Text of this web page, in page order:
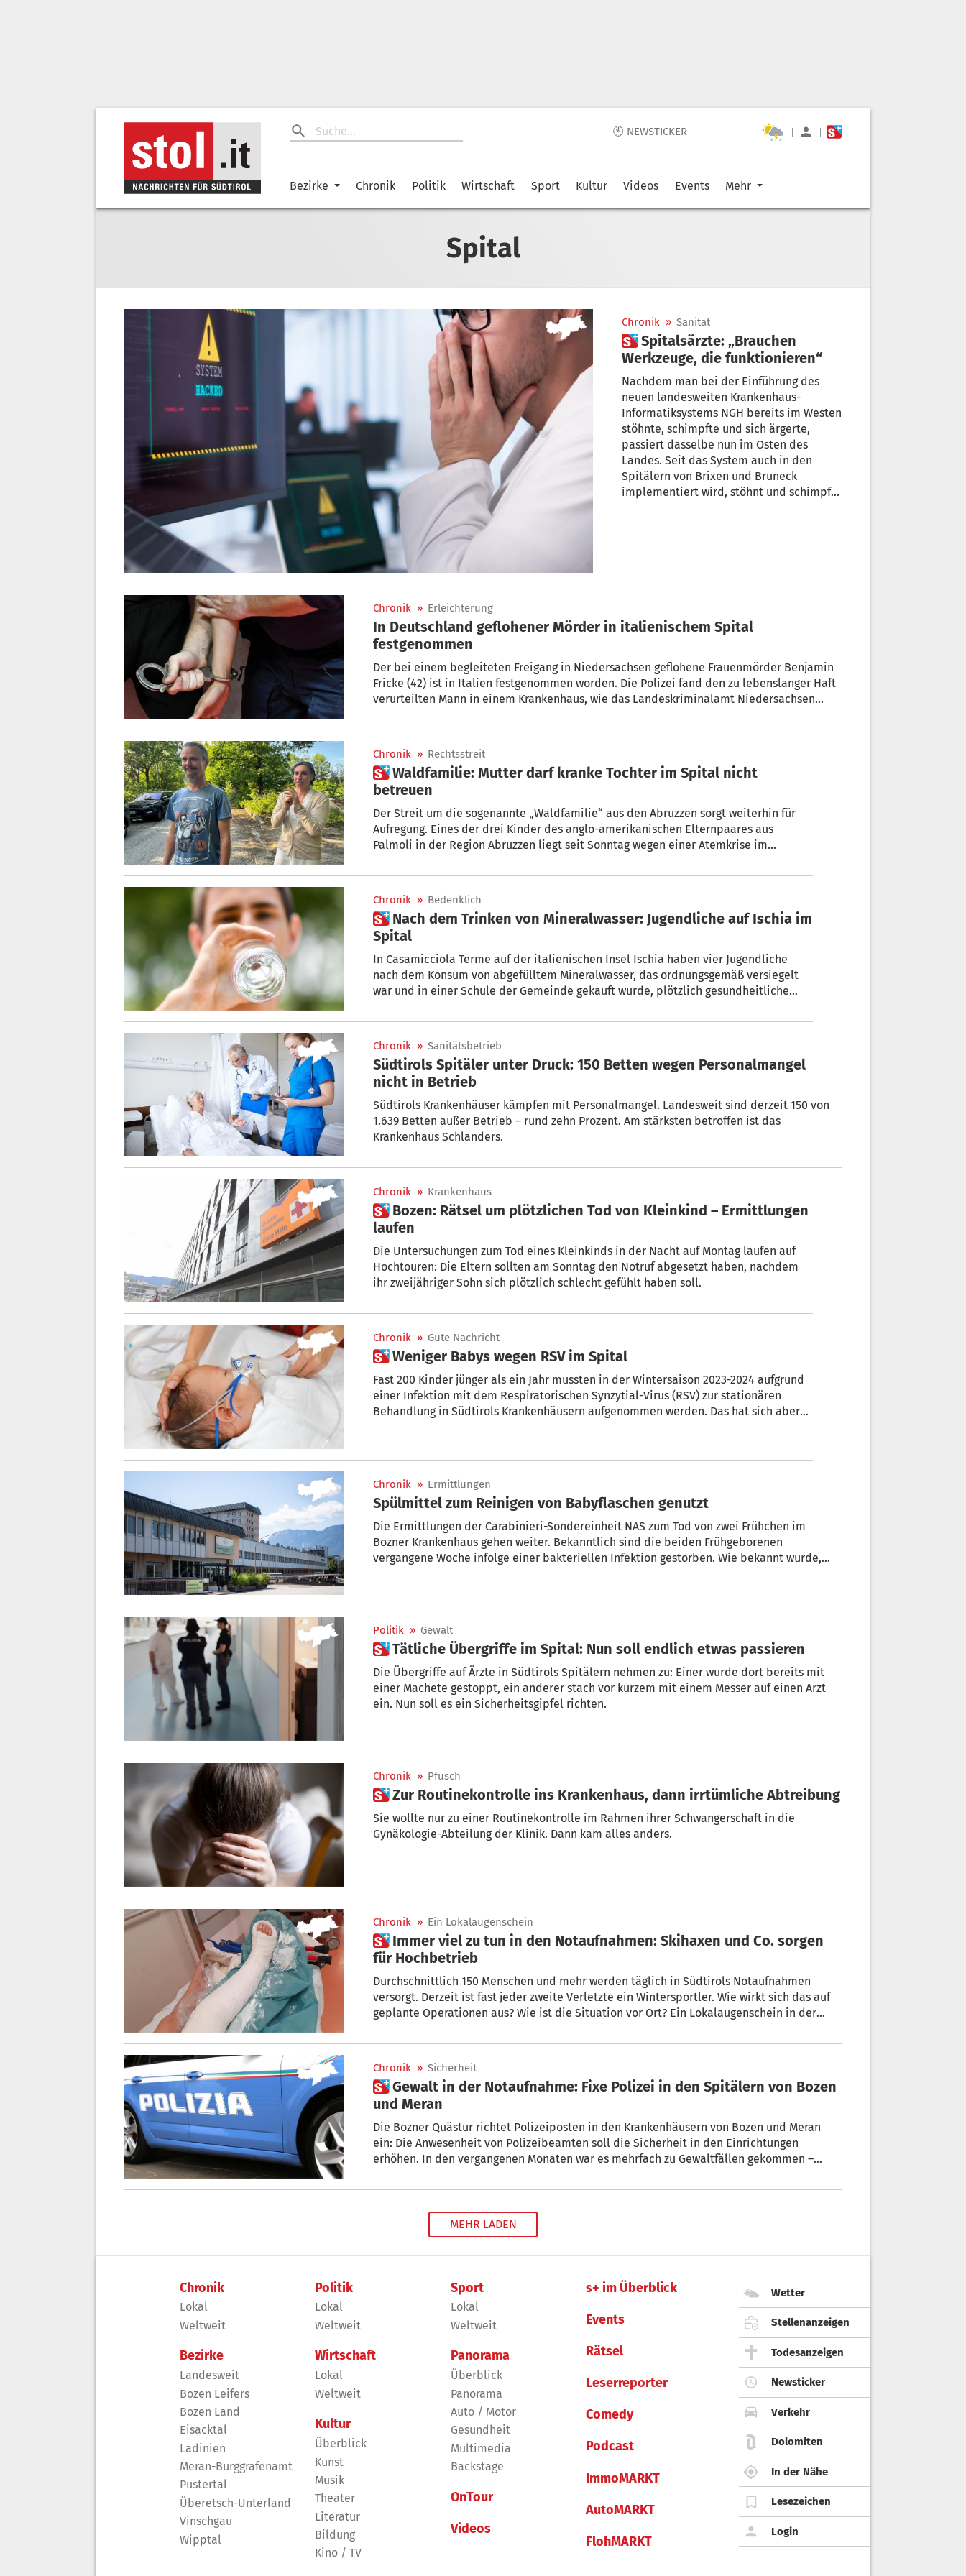
🕙 NEWSTICKER | |
Bezirke Chronik Politik Wirtschaft Sport Kultur Videos Events Mehr
Spital
Chronik » Sanität
 Spitalsärzte: „Brauchen
Werkzeuge, die funktionieren“
Nachdem man bei der Einführung des
neuen landesweiten Krankenhaus-
Informatiksystems NGH bereits im Westen
stöhnte, schimpfte und sich ärgerte,
passiert dasselbe nun im Osten des
Landes. Seit das System auch in den
Spitälern von Brixen und Bruneck
implementiert wird, stöhnt und schimpft
Chronik » Erleichterung
In Deutschland geflohener Mörder in italienischem Spital
festgenommen
Der bei einem begleiteten Freigang in Niedersachsen geflohene Frauenmörder Benjamin
Fricke (42) ist in Italien festgenommen worden. Die Polizei fand den zu lebenslanger Haft
verurteilten Mann in einem Krankenhaus, wie das Landeskriminalamt Niedersachsen
Chronik » Rechtsstreit
 Waldfamilie: Mutter darf kranke Tochter im Spital nicht
betreuen
Der Streit um die sogenannte „Waldfamilie“ aus den Abruzzen sorgt weiterhin für
Aufregung. Eines der drei Kinder des anglo-amerikanischen Elternpaares aus
Palmoli in der Region Abruzzen liegt seit Sonntag wegen einer Atemkrise im
erfahren.
Chronik » Bedenklich
 Nach dem Trinken von Mineralwasser: Jugendliche auf Ischia im
Spital
In Casamicciola Terme auf der italienischen Insel Ischia haben vier Jugendliche
nach dem Konsum von abgefülltem Mineralwasser, das ordnungsgemäß versiegelt
war und in einer Schule der Gemeinde gekauft wurde, plötzlich gesundheitliche
Chronik » Sanitätsbetrieb
Südtirols Spitäler unter Druck: 150 Betten wegen Personalmangel
nicht in Betrieb
Südtirols Krankenhäuser kämpfen mit Personalmangel. Landesweit sind derzeit 150 von
1.639 Betten außer Betrieb – rund zehn Prozent. Am stärksten betroffen ist das
Krankenhaus Schlanders.
Chronik » Krankenhaus
 Bozen: Rätsel um plötzlichen Tod von Kleinkind – Ermittlungen
laufen
Die Untersuchungen zum Tod eines Kleinkinds in der Nacht auf Montag laufen auf
Hochtouren: Die Eltern sollten am Sonntag den Notruf abgesetzt haben, nachdem
ihr zweijähriger Sohn sich plötzlich schlecht gefühlt haben soll.
Chronik » Gute Nachricht
 Weniger Babys wegen RSV im Spital
Fast 200 Kinder jünger als ein Jahr mussten in der Wintersaison 2023-2024 aufgrund
einer Infektion mit dem Respiratorischen Synzytial-Virus (RSV) zur stationären
Behandlung in Südtirols Krankenhäusern aufgenommen werden. Das hat sich aber
Chronik » Ermittlungen
Spülmittel zum Reinigen von Babyflaschen genutzt
Die Ermittlungen der Carabinieri-Sondereinheit NAS zum Tod von zwei Frühchen im
Bozner Krankenhaus gehen weiter. Bekanntlich sind die beiden Frühgeborenen
vergangene Woche infolge einer bakteriellen Infektion gestorben. Wie bekannt wurde,
winzigen Leichname wird indes in den kommenden Tagen erfolgen.
Politik » Gewalt
 Tätliche Übergriffe im Spital: Nun soll endlich etwas passieren
Die Übergriffe auf Ärzte in Südtirols Spitälern nehmen zu: Einer wurde dort bereits mit
einer Machete gestoppt, ein anderer stach vor kurzem mit einem Messer auf einen Arzt
ein. Nun soll es ein Sicherheitsgipfel richten.
Chronik » Pfusch
 Zur Routinekontrolle ins Krankenhaus, dann irrtümliche Abtreibung
Sie wollte nur zu einer Routinekontrolle im Rahmen ihrer Schwangerschaft in die
Gynäkologie-Abteilung der Klinik. Dann kam alles anders.
Chronik » Ein Lokalaugenschein
 Immer viel zu tun in den Notaufnahmen: Skihaxen und Co. sorgen
für Hochbetrieb
Durchschnittlich 150 Menschen und mehr werden täglich in Südtirols Notaufnahmen
versorgt. Derzeit ist fast jeder zweite Verletzte ein Wintersportler. Wie wirkt sich das auf
geplante Operationen aus? Wie ist die Situation vor Ort? Ein Lokalaugenschein in der
Chronik » Sicherheit
 Gewalt in der Notaufnahme: Fixe Polizei in den Spitälern von Bozen
und Meran
Die Bozner Quästur richtet Polizeiposten in den Krankenhäusern von Bozen und Meran
ein: Die Anwesenheit von Polizeibeamten soll die Sicherheit in den Einrichtungen
erhöhen. In den vergangenen Monaten war es mehrfach zu Gewaltfällen gekommen –
MEHR LADEN
Chronik
Lokal
Weltweit
Bezirke
Landesweit
Bozen Leifers
Bozen Land
Eisacktal
Ladinien
Meran-Burggrafenamt
Pustertal
Überetsch-Unterland
Vinschgau
Wipptal
Politik
Lokal
Weltweit
Wirtschaft
Lokal
Weltweit
Kultur
Überblick
Kunst
Musik
Theater
Literatur
Bildung
Kino / TV
Sport
Lokal
Weltweit
Panorama
Überblick
Panorama
Auto / Motor
Gesundheit
Multimedia
Backstage
OnTour
Videos
s+ im Überblick
Events
Rätsel
Leserreporter
Comedy
Podcast
ImmoMARKT
AutoMARKT
FlohMARKT
Wetter
Stellenanzeigen
Todesanzeigen
Newsticker
Verkehr
Dolomiten
In der Nähe
Lesezeichen
Login